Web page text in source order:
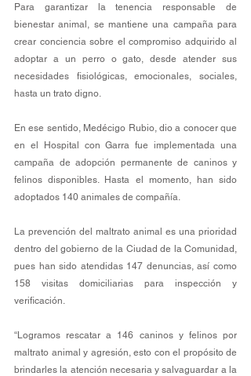
Para garantizar la tenencia responsable de
bienestar animal, se mantiene una campaña para
crear conciencia sobre el compromiso adquirido al
adoptar a un perro o gato, desde atender sus
necesidades fisiológicas, emocionales, sociales,
hasta un trato digno.
En ese sentido, Medécigo Rubio, dio a conocer que
en el Hospital con Garra fue implementada una
campaña de adopción permanente de caninos y
felinos disponibles. Hasta el momento, han sido
adoptados 140 animales de compañía.
La prevención del maltrato animal es una prioridad
dentro del gobierno de la Ciudad de la Comunidad,
pues han sido atendidas 147 denuncias, así como
158 visitas domiciliarias para inspección y
verificación.
“Logramos rescatar a 146 caninos y felinos por
maltrato animal y agresión, esto con el propósito de
brindarles la atención necesaria y salvaguardar a la